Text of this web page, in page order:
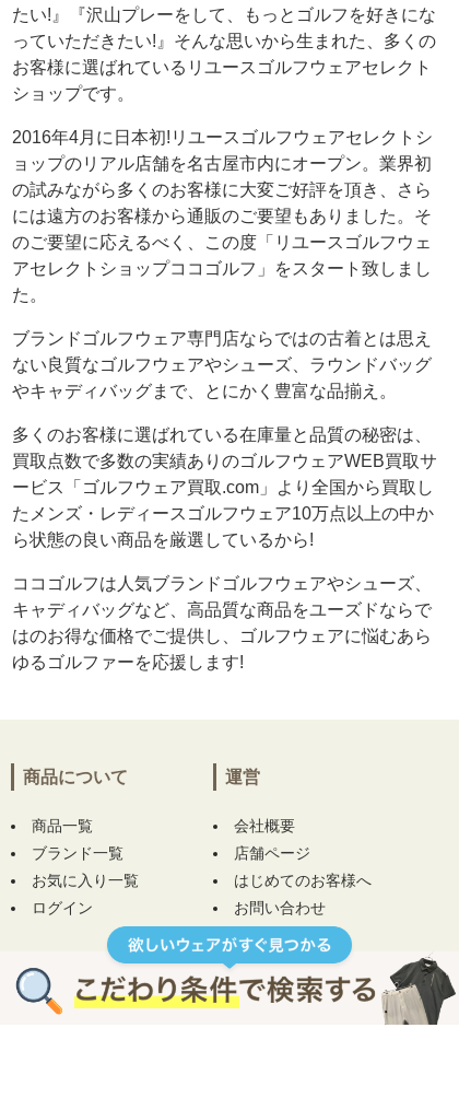
たい!』『沢山プレーをして、もっとゴルフを好きにな
っていただきたい!』そんな思いから生まれた、多くの
お客様に選ばれているリユースゴルフウェアセレクト
ショップです。
2016年4月に日本初!リユースゴルフウェアセレクトシ
ョップのリアル店舗を名古屋市内にオープン。業界初
の試みながら多くのお客様に大変ご好評を頂き、さら
には遠方のお客様から通販のご要望もありました。そ
のご要望に応えるべく、この度「リユースゴルフウェ
アセレクトショップココゴルフ」をスタート致しまし
た。
ブランドゴルフウェア専門店ならではの古着とは思え
ない良質なゴルフウェアやシューズ、ラウンドバッグ
やキャディバッグまで、とにかく豊富な品揃え。
多くのお客様に選ばれている在庫量と品質の秘密は、
買取点数で多数の実績ありのゴルフウェアWEB買取サ
ービス「ゴルフウェア買取.com」より全国から買取し
たメンズ・レディースゴルフウェア10万点以上の中か
ら状態の良い商品を厳選しているから!
ココゴルフは人気ブランドゴルフウェアやシューズ、
キャディバッグなど、高品質な商品をユーズドならで
はのお得な価格でご提供し、ゴルフウェアに悩むあら
ゆるゴルファーを応援します!
商品について
商品一覧
ブランド一覧
お気に入り一覧
ログイン
運営
会社概要
店舗ページ
はじめてのお客様へ
お問い合わせ
お役立ちコラム
ヘルプ